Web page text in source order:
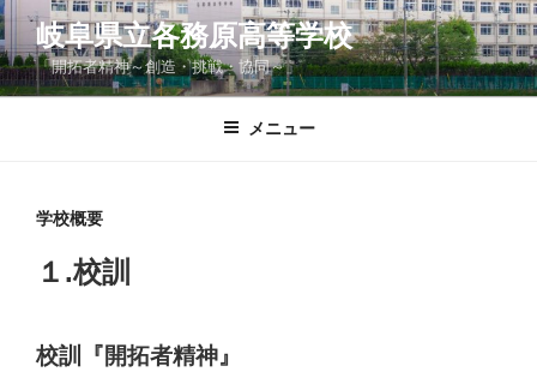
コ
ン
テ
ン
岐阜県立各務原高等学校
「開拓者精神～創造・挑戦・協同～」
メニュー
学校概要
１.校訓
校訓『開拓者精神』